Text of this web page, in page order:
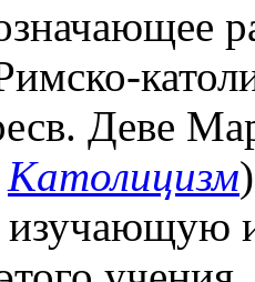
Деве
Католицизм
изучающую